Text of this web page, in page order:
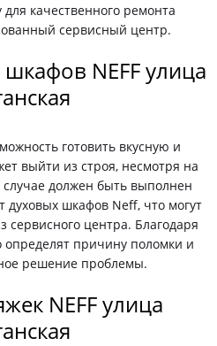
качественного ремонта
сервисный центр.
NEFF улица
готовить вкусную и
выйти из строя, несмотря на
должен быть выполнен
шкафов Neff, что могут
сервисного центра. Благодаря
причину поломки и
решение проблемы.
NEFF улица